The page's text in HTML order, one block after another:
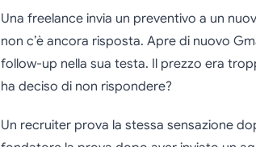
Una freelance invia un preventivo a un
non c’è ancora risposta. Apre di nuovo
follow-up nella sua testa. Il prezzo era
ha deciso di non rispondere?
Un recruiter prova la stessa sensazione